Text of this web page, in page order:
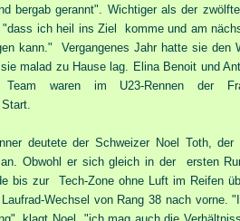
bergab gerannt". Wichtiger als der
"dass ich heil ins Ziel komme und am
kann." Vergangenes Jahr hatte sie den
malad zu Hause lag. Elina Benoit und
Team waren im U23-Rennen der
deutete der Schweizer Noel Toth,
Obwohl er sich gleich in der ersten
bis zur Tech-Zone ohne Luft im Reifen
Wechsel von Rang 38 nach vorne.